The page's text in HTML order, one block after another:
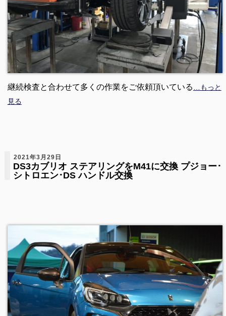
継続検査と合わせて多くの作業をご依頼頂いている
…もっと
見る
2021年3月29日
DS3カブリオ ステアリングをM41に交換 プジョー･
シトロエン･DS ハンドル交換